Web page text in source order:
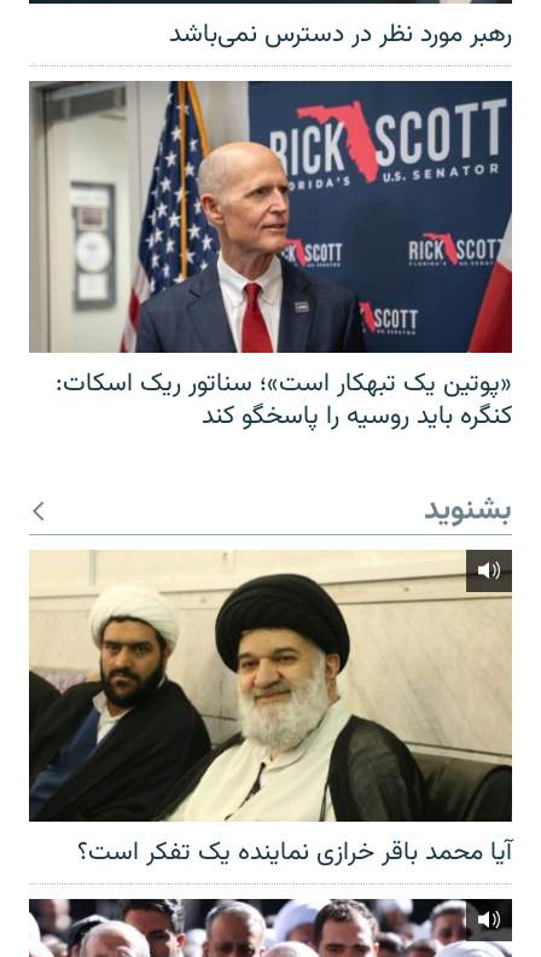
رهبر مورد نظر در دسترس نمی‌باشد
«پوتین یک تبهکار است»؛ سناتور ریک اسکات:
کنگره باید روسیه را پاسخگو کند
بشنوید
آیا محمد باقر خرازی نماینده یک تفکر است؟